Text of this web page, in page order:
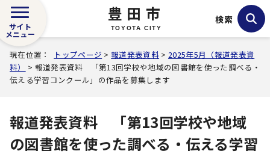
豊田市
TOYOTA CITY
サイト
メニュー
検索
現在位置： トップページ >報道発表資料 >2025年5月（報道発表資
料）
> 報道発表資料 「第13回学校や地域の図書館を使った調べる・
伝える学習コンクール」の作品を募集します
報道発表資料 「第13回学校や地域
の図書館を使った調べる・伝える学習